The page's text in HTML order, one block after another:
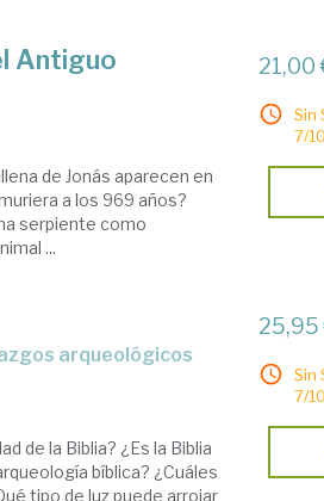
Antiguo
de Jonás aparecen en
a los 969 años?
serpiente como
...
21,00
Sin
7/
arqueológicos
de la Biblia? ¿Es la Biblia
bíblica? ¿Cuáles
tipo de luz puede arrojar
25,95
Sin
7/